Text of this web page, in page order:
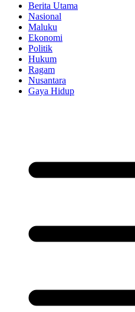
Berita Utama
Nasional
Maluku
Ekonomi
Politik
Hukum
Ragam
Nusantara
Gaya Hidup